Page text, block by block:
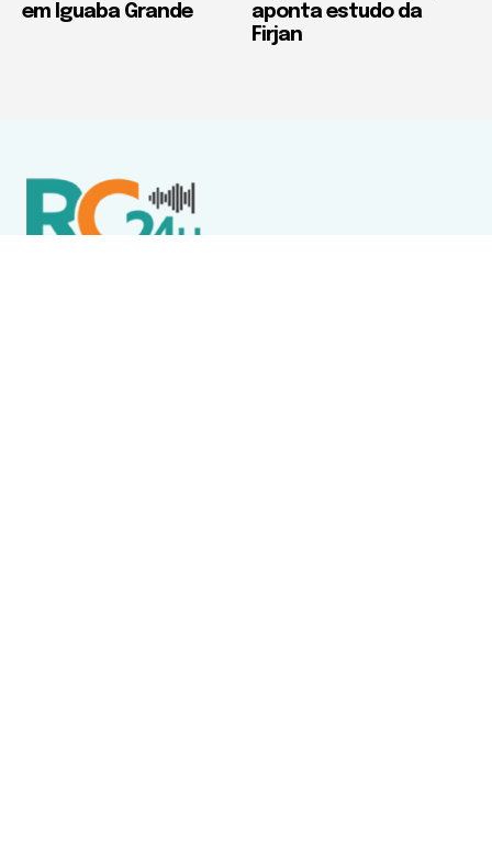
em Iguaba Grande
aponta estudo da
Firjan